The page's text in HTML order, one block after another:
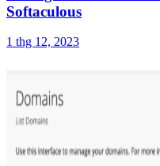
Softaculous
1 thg 12, 2023